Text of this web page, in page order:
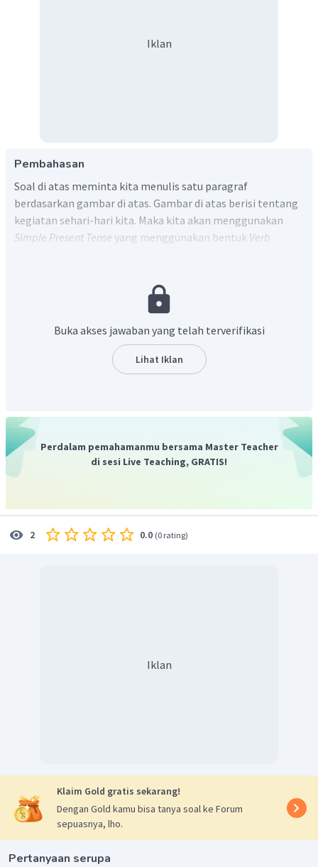
Iklan
Pembahasan
Soal di atas meminta kita menulis satu paragraf
berdasarkan gambar di atas. Gambar di atas berisi tentang
kegiatan sehari-hari kita. Maka kita akan menggunakan
Simple Present Tense yang menggunakan bentuk Verb
(Saya bangun jam 5 pagi.)
(Saya menggosok gigiku.)
sederhana.)
(Saya minum susu.)
(Saya makan sarapan.)
I play with my cat.
saya.)
Buka akses jawaban yang telah terverifikasi
Lihat Iklan
Perdalam pemahamanmu bersama Master Teacher
di sesi Live Teaching, GRATIS!
2 0.0 (0 rating)
Iklan
Klaim Gold gratis sekarang!
Dengan Gold kamu bisa tanya soal ke Forum
sepuasnya, lho.
Pertanyaan serupa